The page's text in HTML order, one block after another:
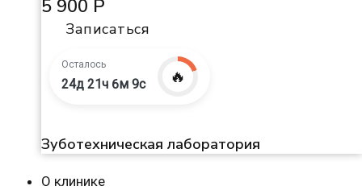
5 900 Р
Записаться
Осталось
24д 21ч 6м 8с 🔥
Зуботехническая лаборатория
О клинике